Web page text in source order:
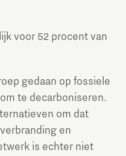
voor 52 procent van
gedaan op fossiele
te decarboniseren.
om dat
en
is echter niet